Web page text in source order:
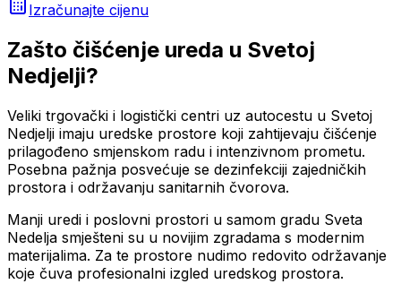
Izračunajte cijenu
Zašto čišćenje ureda u Svetoj
Nedjelji?
Veliki trgovački i logistički centri uz autocestu u Svetoj
Nedjelji imaju uredske prostore koji zahtijevaju čišćenje
prilagođeno smjenskom radu i intenzivnom prometu.
Posebna pažnja posvećuje se dezinfekciji zajedničkih
prostora i održavanju sanitarnih čvorova.
Manji uredi i poslovni prostori u samom gradu Sveta
Nedelja smješteni su u novijim zgradama s modernim
materijalima. Za te prostore nudimo redovito održavanje
koje čuva profesionalni izgled uredskog prostora.